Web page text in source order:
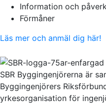
Information och
Förmåner
Läs mer och anmäl dig här!
SBR Byggingenjörerna är
Byggingenjörers
yrkesorganisation för